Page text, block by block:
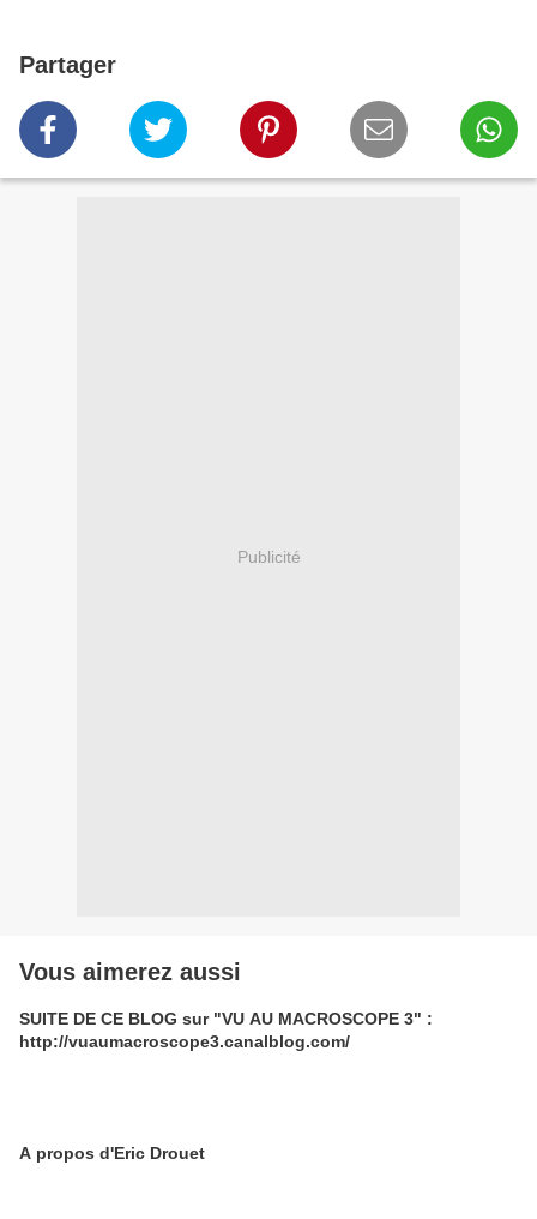
Partager
Publicité
Vous aimerez aussi
SUITE DE CE BLOG sur "VU AU MACROSCOPE 3" :
http://vuaumacroscope3.canalblog.com/
A propos d'Eric Drouet